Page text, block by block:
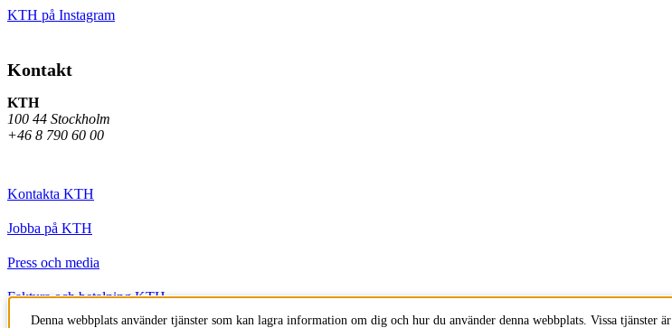
KTH på Instagram
Kontakt
KTH
100 44 Stockholm
+46 8 790 60 00
Kontakta KTH
Jobba på KTH
Press och media
Faktura och betalning KTH
Denna webbplats använder tjänster som kan lagra information om dig och hur du använder denna webbplats. Vissa tjänster är